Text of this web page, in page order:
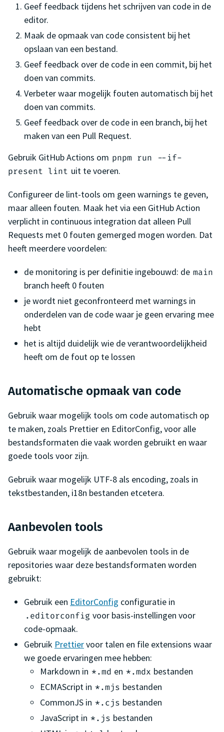
Geef feedback tijdens het schrijven van code in de
editor.
Maak de opmaak van code consistent bij het
opslaan van een bestand.
Geef feedback over de code in een commit, bij het
doen van commits.
Verbeter waar mogelijk fouten automatisch bij het
doen van commits.
Geef feedback over de code in een branch, bij het
maken van een Pull Request.
Gebruik GitHub Actions om pnpm run --if-
present lint uit te voeren.
Configureer de lint-tools om geen warnings te geven,
maar alleen fouten. Maak het via een GitHub Action
verplicht in continuous integration dat alleen Pull
Requests met 0 fouten gemerged mogen worden. Dat
heeft meerdere voordelen:
de monitoring is per definitie ingebouwd: de main
branch heeft 0 fouten
je wordt niet geconfronteerd met warnings in
onderdelen van de code waar je geen ervaring mee
hebt
het is altijd duidelijk wie de verantwoordelijkheid
heeft om de fout op te lossen
Automatische opmaak van code
Gebruik waar mogelijk tools om code automatisch op
te maken, zoals Prettier en EditorConfig, voor alle
bestandsformaten die vaak worden gebruikt en waar
goede tools voor zijn.
Gebruik waar mogelijk UTF-8 als encoding, zoals in
tekstbestanden, i18n bestanden etcetera.
Aanbevolen tools
Gebruik waar mogelijk de aanbevolen tools in de
repositories waar deze bestandsformaten worden
gebruikt:
Gebruik een EditorConfig configuratie in
.editorconfig voor basis-instellingen voor
code-opmaak.
Gebruik Prettiervoor talen en file extensions waar
we goede ervaringen mee hebben:
Markdown in *.md en *.mdx bestanden
ECMAScript in *.mjs bestanden
CommonJS in *.cjs bestanden
JavaScript in *.js bestanden